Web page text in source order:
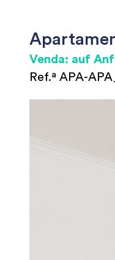
Venda: auf
Ref.ª APA-